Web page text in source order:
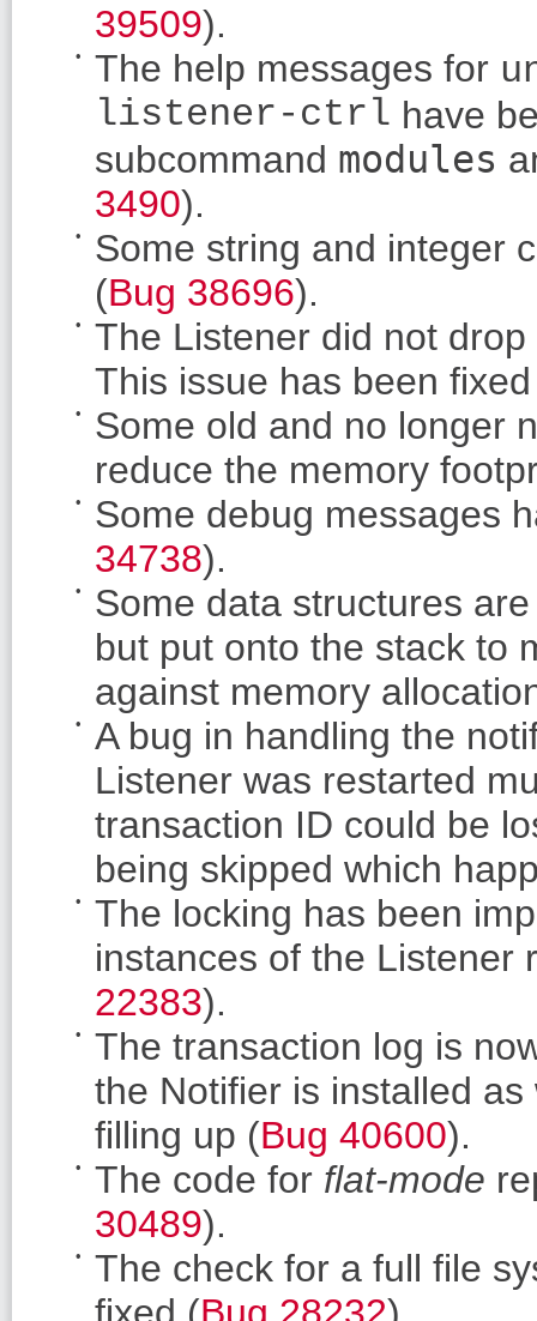
39509).
The help messages for
listener-ctrl have
subcommand modules
3490).
Some string and integer
(Bug 38696).
The Listener did not
This issue has been
Some old and no longer
reduce the memory
Some debug messages
34738).
Some data structures
but put onto the stack to
against memory
A bug in handling the
Listener was restarted
transaction ID could be
being skipped which
The locking has been
instances of the Listener
22383).
The transaction log is
the Notifier is installed
filling up (Bug 40600).
The code for flat-mode
30489).
The check for a full file
fixed (Bug 28232).